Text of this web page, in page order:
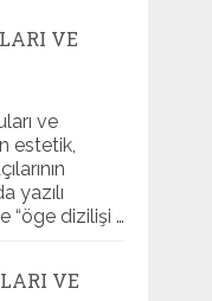
VE
ve
estetik,
yazılı
“öge dizilişi …
VE